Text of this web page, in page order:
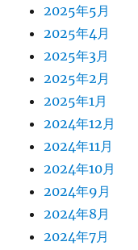
2025年5月
2025年4月
2025年3月
2025年2月
2025年1月
2024年12月
2024年11月
2024年10月
2024年9月
2024年8月
2024年7月